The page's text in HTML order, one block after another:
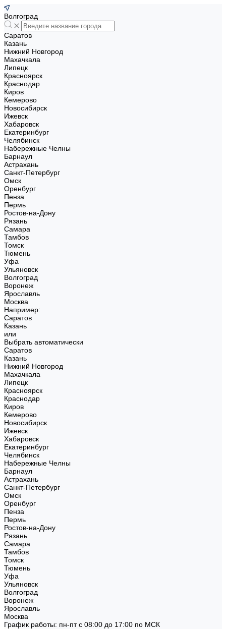
Волгоград
Саратов
Казань
Нижний Новгород
Махачкала
Липецк
Красноярск
Краснодар
Киров
Кемерово
Новосибирск
Ижевск
Хабаровск
Екатеринбург
Челябинск
Набережные Челны
Барнаул
Астрахань
Санкт-Петербург
Омск
Оренбург
Пенза
Пермь
Ростов-на-Дону
Рязань
Самара
Тамбов
Томск
Тюмень
Уфа
Ульяновск
Волгоград
Воронеж
Ярославль
Москва
Например:
Саратов
Казань
или
Выбрать автоматически
Саратов
Казань
Нижний Новгород
Махачкала
Липецк
Красноярск
Краснодар
Киров
Кемерово
Новосибирск
Ижевск
Хабаровск
Екатеринбург
Челябинск
Набережные Челны
Барнаул
Астрахань
Санкт-Петербург
Омск
Оренбург
Пенза
Пермь
Ростов-на-Дону
Рязань
Самара
Тамбов
Томск
Тюмень
Уфа
Ульяновск
Волгоград
Воронеж
Ярославль
Москва
График работы: пн-пт с 08:00 до 17:00 по МСК